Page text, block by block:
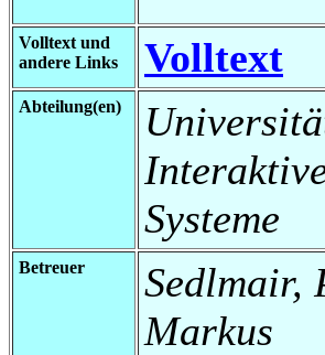
Volltext und
andere Links
Volltext
Abteilung(en)
Systeme
Betreuer
Sedlmair,
Markus